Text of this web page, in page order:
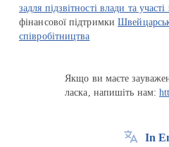
задля підзвітності влади та
фінансової підтримки
співробітництва
Якщо ви маєте
ласка, напишіть нам:
In